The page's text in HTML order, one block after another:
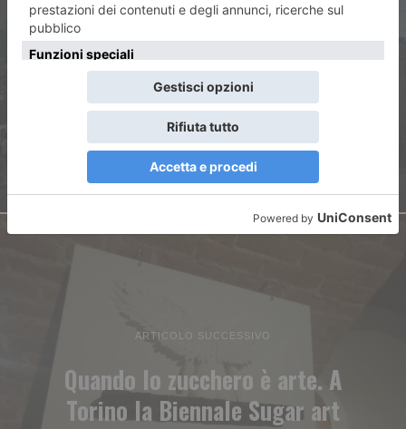
Lunedì 27 novembre revocato
sciopero del trasporto
pubblico
ARTICOLO SUCCESSIVO
Quando lo zucchero è arte. A
Torino la Biennale Sugar art